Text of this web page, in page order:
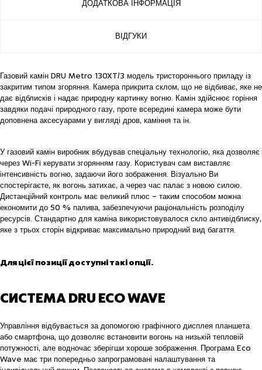
ДОДАТКОВА ІНФОРМАЦІЯ
ВІДГУКИ
Газовий камін DRU Metro 130XT/3 модель тристороннього приладу із
закритим типом згоряння. Камера прикрита склом, що не відбиває, яке не
дає відблисків і надає природну картинку вогню. Камін здійснює горіння
завдяки подачі природного газу, проте всередині камера може бути
доповнена аксесуарами у вигляді дров, каміння та ін.
У газовий камін виробник вбудував спеціальну технологію, яка дозволяє
через Wi-Fi керувати згорянням газу. Користувач сам виставляє
інтенсивність вогню, задаючи його зображення. Візуально Ви
спостерігаєте, як вогонь затихає, а через час палає з новою силою.
Дистанційний контроль має великий плюс – таким способом можна
економити до 50 % палива, забезпечуючи раціональність розподілу
ресурсів. Стандартно для каміна використовувалося скло антивідблиску,
яке з трьох сторін відкриває максимально природний вид багаття.
Для цієї позиції доступні такі опції.
СИСТЕМА DRU ECO WAVE
Управління відбувається за допомогою графічного дисплея планшета
або смартфона, що дозволяє встановити вогонь на низькій тепловій
потужності, але водночас зберігши хороше зображення. Програма Eco
Wave має три попередньо запрограмовані налаштування та